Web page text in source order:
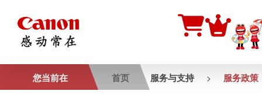
您当前在 首页 服务与支持 > 服务政策